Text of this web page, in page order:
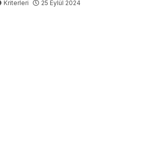
Kriterleri 25 Eylül 2024